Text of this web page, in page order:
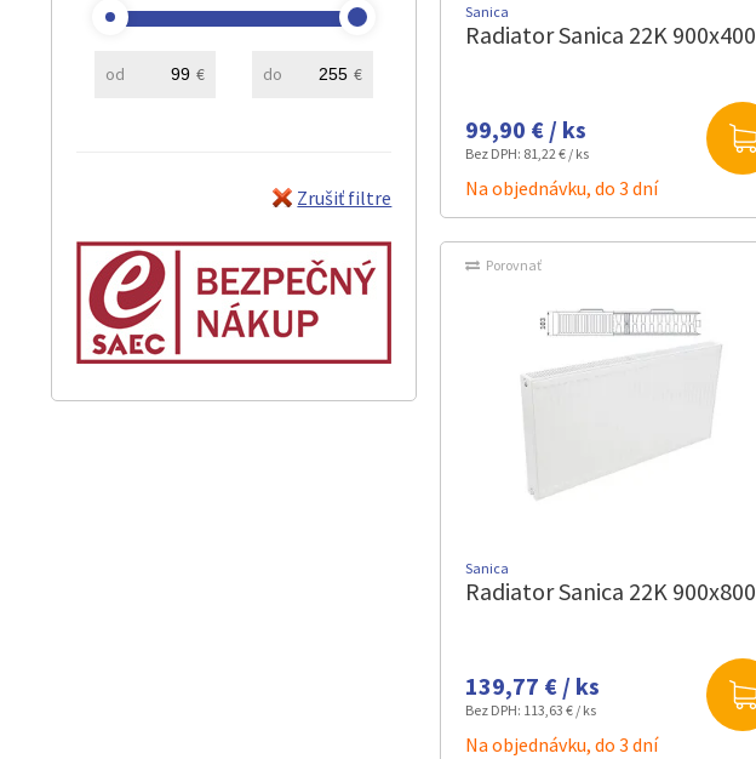
od € do €
Zrušiť filtre
Sanica
Radiator Sanica 22K 900x400
99,90 € / ks
Bez DPH: 81,22 € / ks
Na objednávku, do 3 dní
Porovnať
Sanica
Radiator Sanica 22K 900x800
139,77 € / ks
Bez DPH: 113,63 € / ks
Na objednávku, do 3 dní